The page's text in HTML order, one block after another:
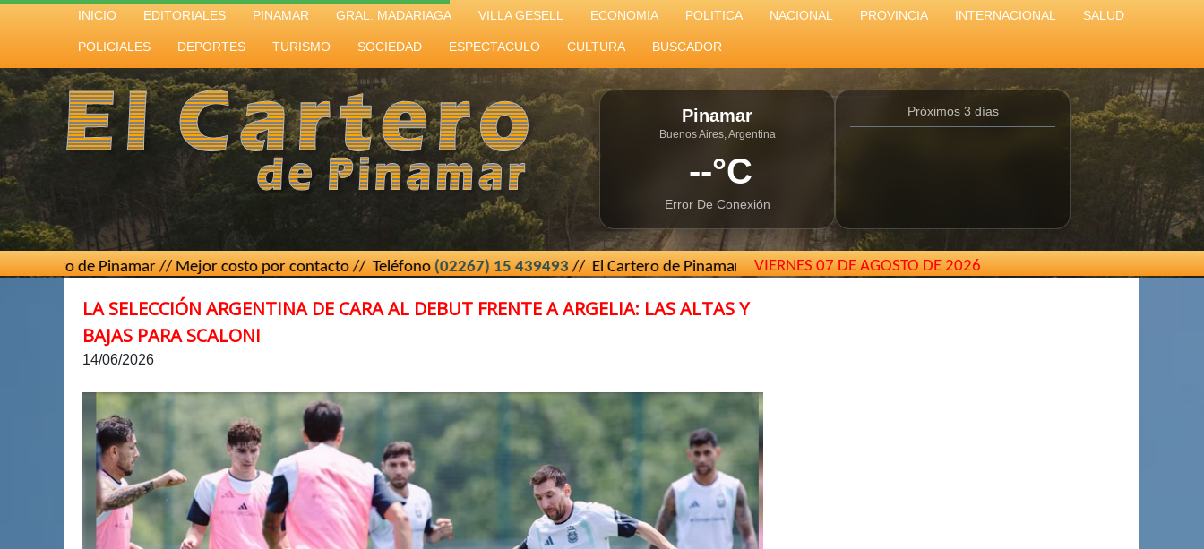
INICIO EDITORIALES PINAMAR GRAL. MADARIAGA VILLA GESELL ECONOMIA POLITICA NACIONAL PROVINCIA INTERNACIONAL SALUD
POLICIALES DEPORTES TURISMO SOCIEDAD ESPECTACULO CULTURA BUSCADOR
Pinamar
Buenos Aires, Argentina
--°C
Error De Conexión
Próximos 3 días
// Mejor costo por contacto // Teléfono(02267) 15 439493// El Cartero de Pinamar - Buenos Aires - Argentina //elcarterodepinamar@gmail.com
VIERNES 07 DE AGOSTO DE 2026
LA SELECCIÓN ARGENTINA DE CARA AL DEBUT FRENTE A ARGELIA: LAS ALTAS Y
BAJAS PARA SCALONI
14/06/2026